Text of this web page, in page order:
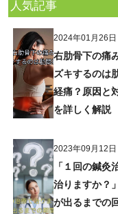
人気記事
2024年01月26日
右肋骨下の痛
ズキするのは
経痛？原因と
を詳しく解説
2023年09月12日
「１回の鍼灸
治りますか？
が出るまでの